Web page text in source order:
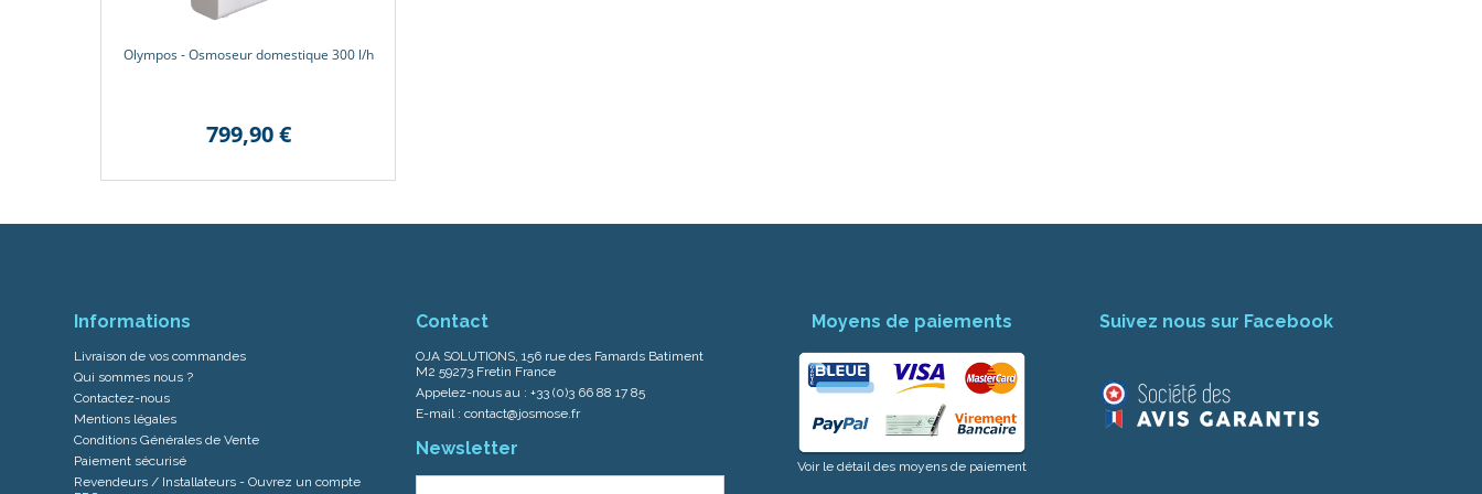
Olympos - Osmoseur domestique 300 l/h
799,90 €
Informations
Livraison de vos commandes
Qui sommes nous ?
Contactez-nous
Mentions légales
Conditions Générales de Vente
Paiement sécurisé
Revendeurs / Installateurs - Ouvrez un compte
Contact
OJA SOLUTIONS, 156 rue des Famards Batiment
M2 59273 Fretin France
Appelez-nous au : +33 (0)3 66 88 17 85
E-mail : contact@josmose.fr
Newsletter
Moyens de paiements
Voir le détail des moyens de paiement
Suivez nous sur Facebook